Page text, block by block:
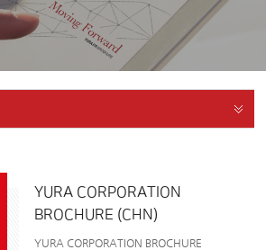
YURA CORPORATION
BROCHURE (CHN)
YURA CORPORATION BROCHURE